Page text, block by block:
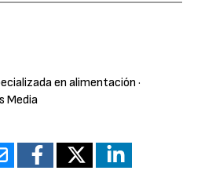
en alimentación ·
Media